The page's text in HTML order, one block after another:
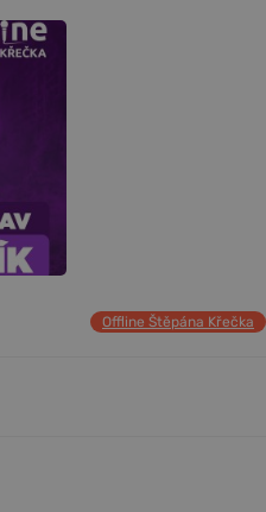
Offline Štěpána Křečka